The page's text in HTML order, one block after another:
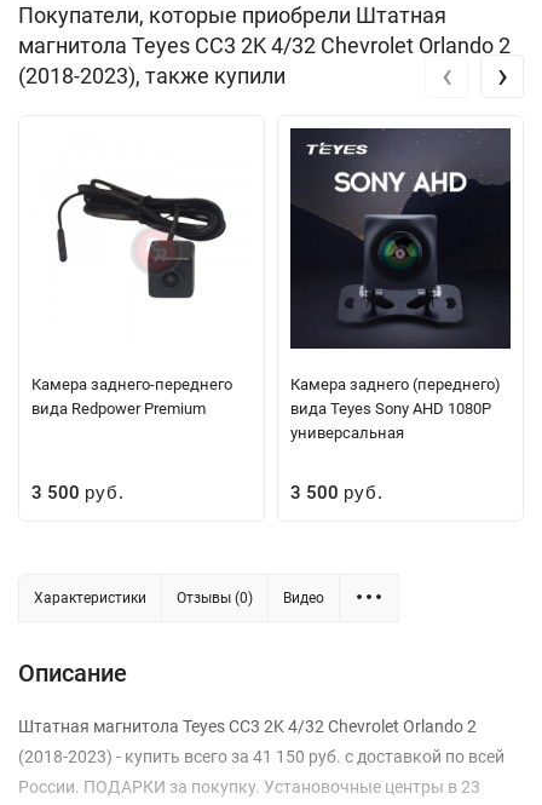
Покупатели, которые приобрели Штатная
магнитола Teyes CC3 2K 4/32 Chevrolet Orlando 2
(2018-2023), также купили
Камера заднего-переднего
вида Redpower Premium
3 500 руб.
Камера заднего (переднего)
вида Teyes Sony AHD 1080P
универсальная
3 500 руб.
‹ ›
Характеристики Отзывы (0) Видео
Описание
Штатная магнитола Teyes CC3 2K 4/32 Chevrolet Orlando 2
(2018-2023) - купить всего за 41 150 руб. с доставкой по всей
России. ПОДАРКИ за покупку. Установочные центры в 23